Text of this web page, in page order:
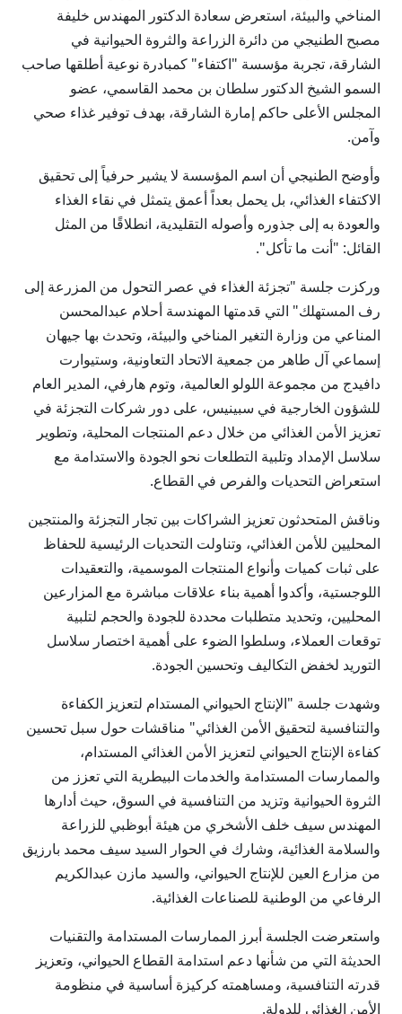
المناخي والبيئة، استعرض سعادة الدكتور المهندس خليفة
مصبح الطنيجي من دائرة الزراعة والثروة الحيوانية في
الشارقة، تجربة مؤسسة "اكتفاء" كمبادرة نوعية أطلقها صاحب
السمو الشيخ الدكتور سلطان بن محمد القاسمي، عضو
المجلس الأعلى حاكم إمارة الشارقة، بهدف توفير غذاء صحي
وآمن.
وأوضح الطنيجي أن اسم المؤسسة لا يشير حرفياً إلى تحقيق
الاكتفاء الغذائي، بل يحمل بعداً أعمق يتمثل في نقاء الغذاء
والعودة به إلى جذوره وأصوله التقليدية، انطلاقًا من المثل
القائل: "أنت ما تأكل".
وركزت جلسة "تجزئة الغذاء في عصر التحول من المزرعة إلى
رف المستهلك" التي قدمتها المهندسة أحلام عبدالمحسن
المناعي من وزارة التغير المناخي والبيئة، وتحدث بها جيهان
إسماعي آل طاهر من جمعية الاتحاد التعاونية، وستيوارت
دافيدج من مجموعة اللولو العالمية، وتوم هارفي، المدير العام
للشؤون الخارجية في سبينيس، على دور شركات التجزئة في
تعزيز الأمن الغذائي من خلال دعم المنتجات المحلية، وتطوير
سلاسل الإمداد وتلبية التطلعات نحو الجودة والاستدامة مع
استعراض التحديات والفرص في القطاع.
وناقش المتحدثون تعزيز الشراكات بين تجار التجزئة والمنتجين
المحليين للأمن الغذائي، وتناولت التحديات الرئيسية للحفاظ
على ثبات كميات وأنواع المنتجات الموسمية، والتعقيدات
اللوجستية، وأكدوا أهمية بناء علاقات مباشرة مع المزارعين
المحليين، وتحديد متطلبات محددة للجودة والحجم لتلبية
توقعات العملاء، وسلطوا الضوء على أهمية اختصار سلاسل
التوريد لخفض التكاليف وتحسين الجودة.
وشهدت جلسة "الإنتاج الحيواني المستدام لتعزيز الكفاءة
والتنافسية لتحقيق الأمن الغذائي" مناقشات حول سبل تحسين
كفاءة الإنتاج الحيواني لتعزيز الأمن الغذائي المستدام،
والممارسات المستدامة والخدمات البيطرية التي تعزز من
الثروة الحيوانية وتزيد من التنافسية في السوق، حيث أدارها
المهندس سيف خلف الأشخري من هيئة أبوظبي للزراعة
والسلامة الغذائية، وشارك في الحوار السيد سيف محمد بارزيق
من مزارع العين للإنتاج الحيواني، والسيد مازن عبدالكريم
الرفاعي من الوطنية للصناعات الغذائية.
واستعرضت الجلسة أبرز الممارسات المستدامة والتقنيات
الحديثة التي من شأنها دعم استدامة القطاع الحيواني، وتعزيز
قدرته التنافسية، ومساهمته كركيزة أساسية في منظومة
الأمن الغذائي للدولة.